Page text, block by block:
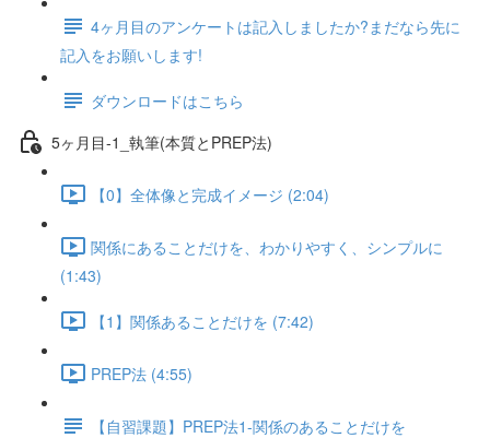
4ヶ月目のアンケートは記入しましたか?まだなら先に
記入をお願いします!
ダウンロードはこちら
5ヶ月目-1_執筆(本質とPREP法)
【0】全体像と完成イメージ (2:04)
関係にあることだけを、わかりやすく、シンプルに
(1:43)
【1】関係あることだけを (7:42)
PREP法 (4:55)
【自習課題】PREP法1-関係のあることだけを